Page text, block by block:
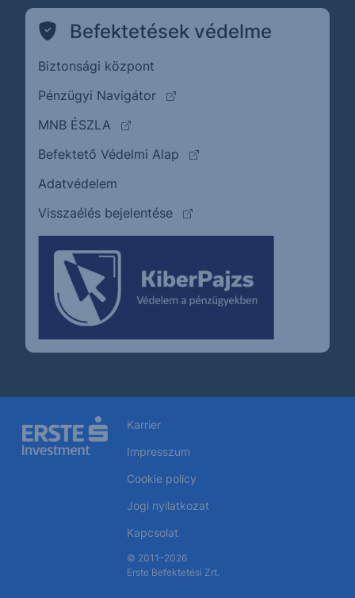
Befektetések védelme
Biztonsági központ
Pénzügyi Navigátor
(külső oldalra ugrik)
MNB ÉSZLA
(külső oldalra ugrik)
Befektető Védelmi Alap
(külső oldalra ugrik)
Adatvédelem
Visszaélés bejelentése
(külső oldalra ugrik)
Karrier
Impresszum
Cookie policy
Jogi nyilatkozat
Kapcsolat
© 2011–2026
Erste Befektetési Zrt.